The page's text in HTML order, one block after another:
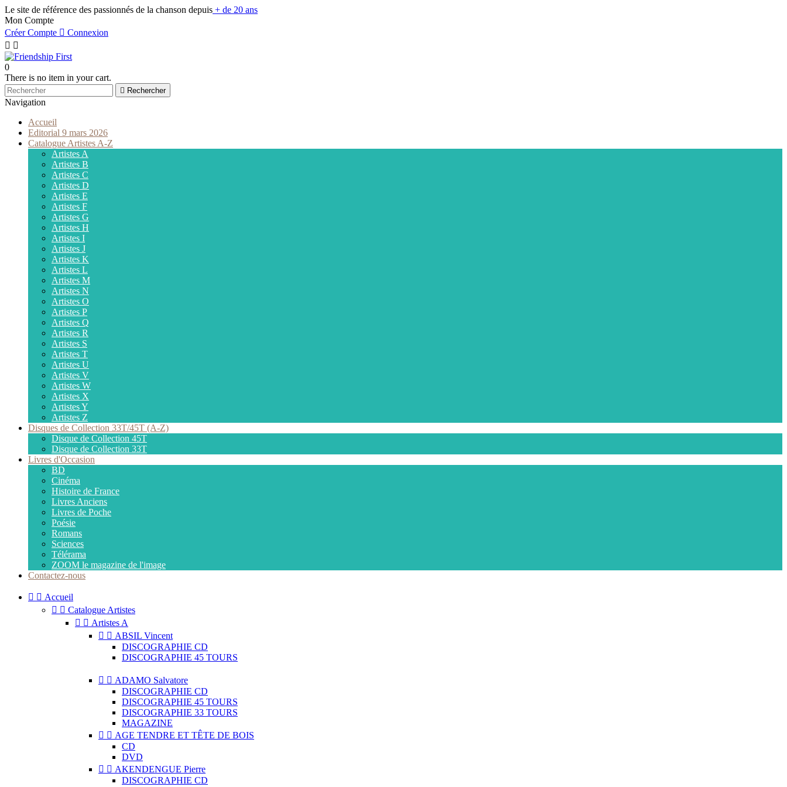
Le site de référence des passionnés de la chanson depuis + de 20 ans
Mon Compte
Créer Compte  Connexion
 
0
There is no item in your cart.
 Rechercher
Navigation
Accueil
Editorial 9 mars 2026
Catalogue Artistes A-Z
Artistes A
Artistes B
Artistes C
Artistes D
Artistes E
Artistes F
Artistes G
Artistes H
Artistes I
Artistes J
Artistes K
Artistes L
Artistes M
Artistes N
Artistes O
Artistes P
Artistes Q
Artistes R
Artistes S
Artistes T
Artistes U
Artistes V
Artistes W
Artistes X
Artistes Y
Artistes Z
Disques de Collection 33T/45T (A-Z)
Disque de Collection 45T
Disque de Collection 33T
Livres d'Occasion
BD
Cinéma
Histoire de France
Livres Anciens
Livres de Poche
Poésie
Romans
Sciences
Télérama
ZOOM le magazine de l'image
Contactez-nous
  Accueil
  Catalogue Artistes
  Artistes A
  ABSIL Vincent
DISCOGRAPHIE CD
DISCOGRAPHIE 45 TOURS
  ADAMO Salvatore
DISCOGRAPHIE CD
DISCOGRAPHIE 45 TOURS
DISCOGRAPHIE 33 TOURS
MAGAZINE
  AGE TENDRE ET TÊTE DE BOIS
CD
DVD
  AKENDENGUE Pierre
DISCOGRAPHIE CD